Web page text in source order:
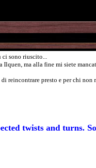
ci sono riuscito...
Ilquen, ma alla fine mi siete
reincontrare presto e per chi non
twists and turns.